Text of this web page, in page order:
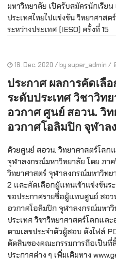
มหาวิทยาลัย เปิดรับสมัครนักเรีย
ประเทศไทยไปแข่งขัน วิทยาศาส
ระหว่างประเทศ (IESO) ครั้งที่ 15
16. Dec. 2020 / by super_admin /
ประกาศ ผลการคัดเลื
ระดับประเทศ วิชาวิท
อวกาศ ศูนย์ สอวน. วิ
อวกาศโอลิมปิก จุฬา
ด้วยศูนย์ สอวน. วิทยาศาสตร์โลก
จุฬาลงกรณ์มหาวิทยาลัย โดย ภา
วิทยาศาสตร์ จุฬาลงกรณ์มหาวิทย
2 และคัดเลือกผู้แทนเข้าแข่งขันร
ขอประกาศรายชื่อผู้แทนศูนย์ สอว
อวกาศโอลิมปิก จุฬาลงกรณ์มหาวิ
ประเทศ วิชาวิทยาศาสตร์โลกแล
ตามเลขประจำตัวผู้สอบ ดังไฟล์
ตัดสินของคณะกรรมการถือเป็นที่
ประกาศต่าง ๆ เพิ่มเติมทาง